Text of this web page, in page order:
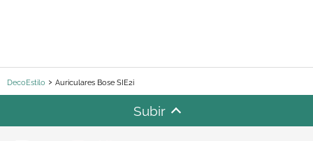
DecoEstilo Auriculares Bose SIE2i
Subir